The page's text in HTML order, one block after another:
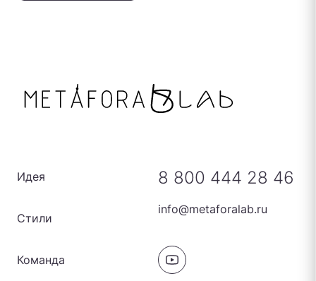
Идея
Стили
Команда
8 800 444 28 46
info@metaforalab.ru